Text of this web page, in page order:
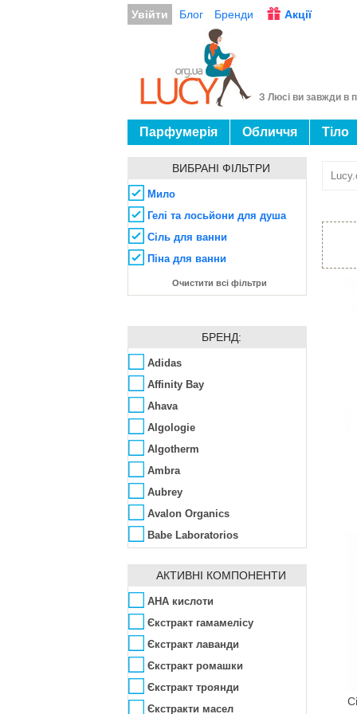
Увійти Блог Бренди Акції
З Люсі ви завжди в
Парфумерія Обличчя Тіло
ВИБРАНІ ФІЛЬТРИ
Мило
Гелі та лосьйони для душа
Сіль для ванни
Піна для ванни
Очистити всі фільтри
БРЕНД:
Adidas
Affinity Bay
Ahava
Algologie
Algotherm
Ambra
Aubrey
Avalon Organics
Babe Laboratorios
Barex
Bema
Bentley
Bentley Organic
Benton
Bio-Logical
Bioearth
АКТИВНІ КОМПОНЕНТИ
AHA кислоти
Єкстракт гамамелісу
Єкстракт лаванди
Єкстракт ромашки
Єкстракт троянди
Єкстракти масел